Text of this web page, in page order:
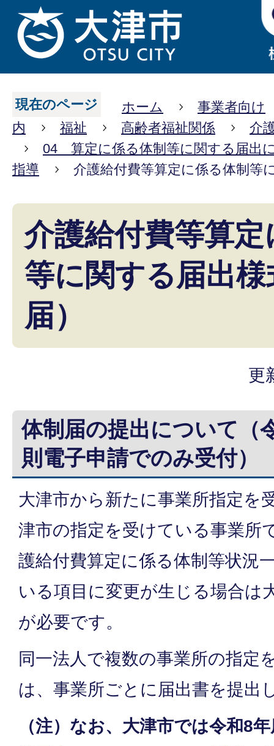
現在のページ ホーム
事業者向け
内
福祉 高齢者福祉関係
介
04 算定に係る体制等に関する届出
指導
介護給付費等算定に係る体制等
介護給付費等算
等に関する届出
届）
更
体制届の提出について（
則電子申請でのみ受付）
大津市から新たに事業所指定を
津市の指定を受けている事業所
護給付費算定に係る体制等状況
いる項目に変更が生じる場合は
が必要です。
同一法人で複数の事業所の指定
は、事業所ごとに届出書を提出
（注）なお、大津市では令和8